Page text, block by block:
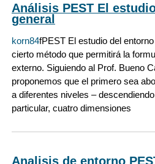
Análisis PEST El
general
korn84fPEST El estudio del
cierto método que permitirá la
externo. Siguiendo al Prof. Bueno
proponemos que el primero sea
a diferentes niveles –
particular, cuatro dimensiones
Analisis de entorno